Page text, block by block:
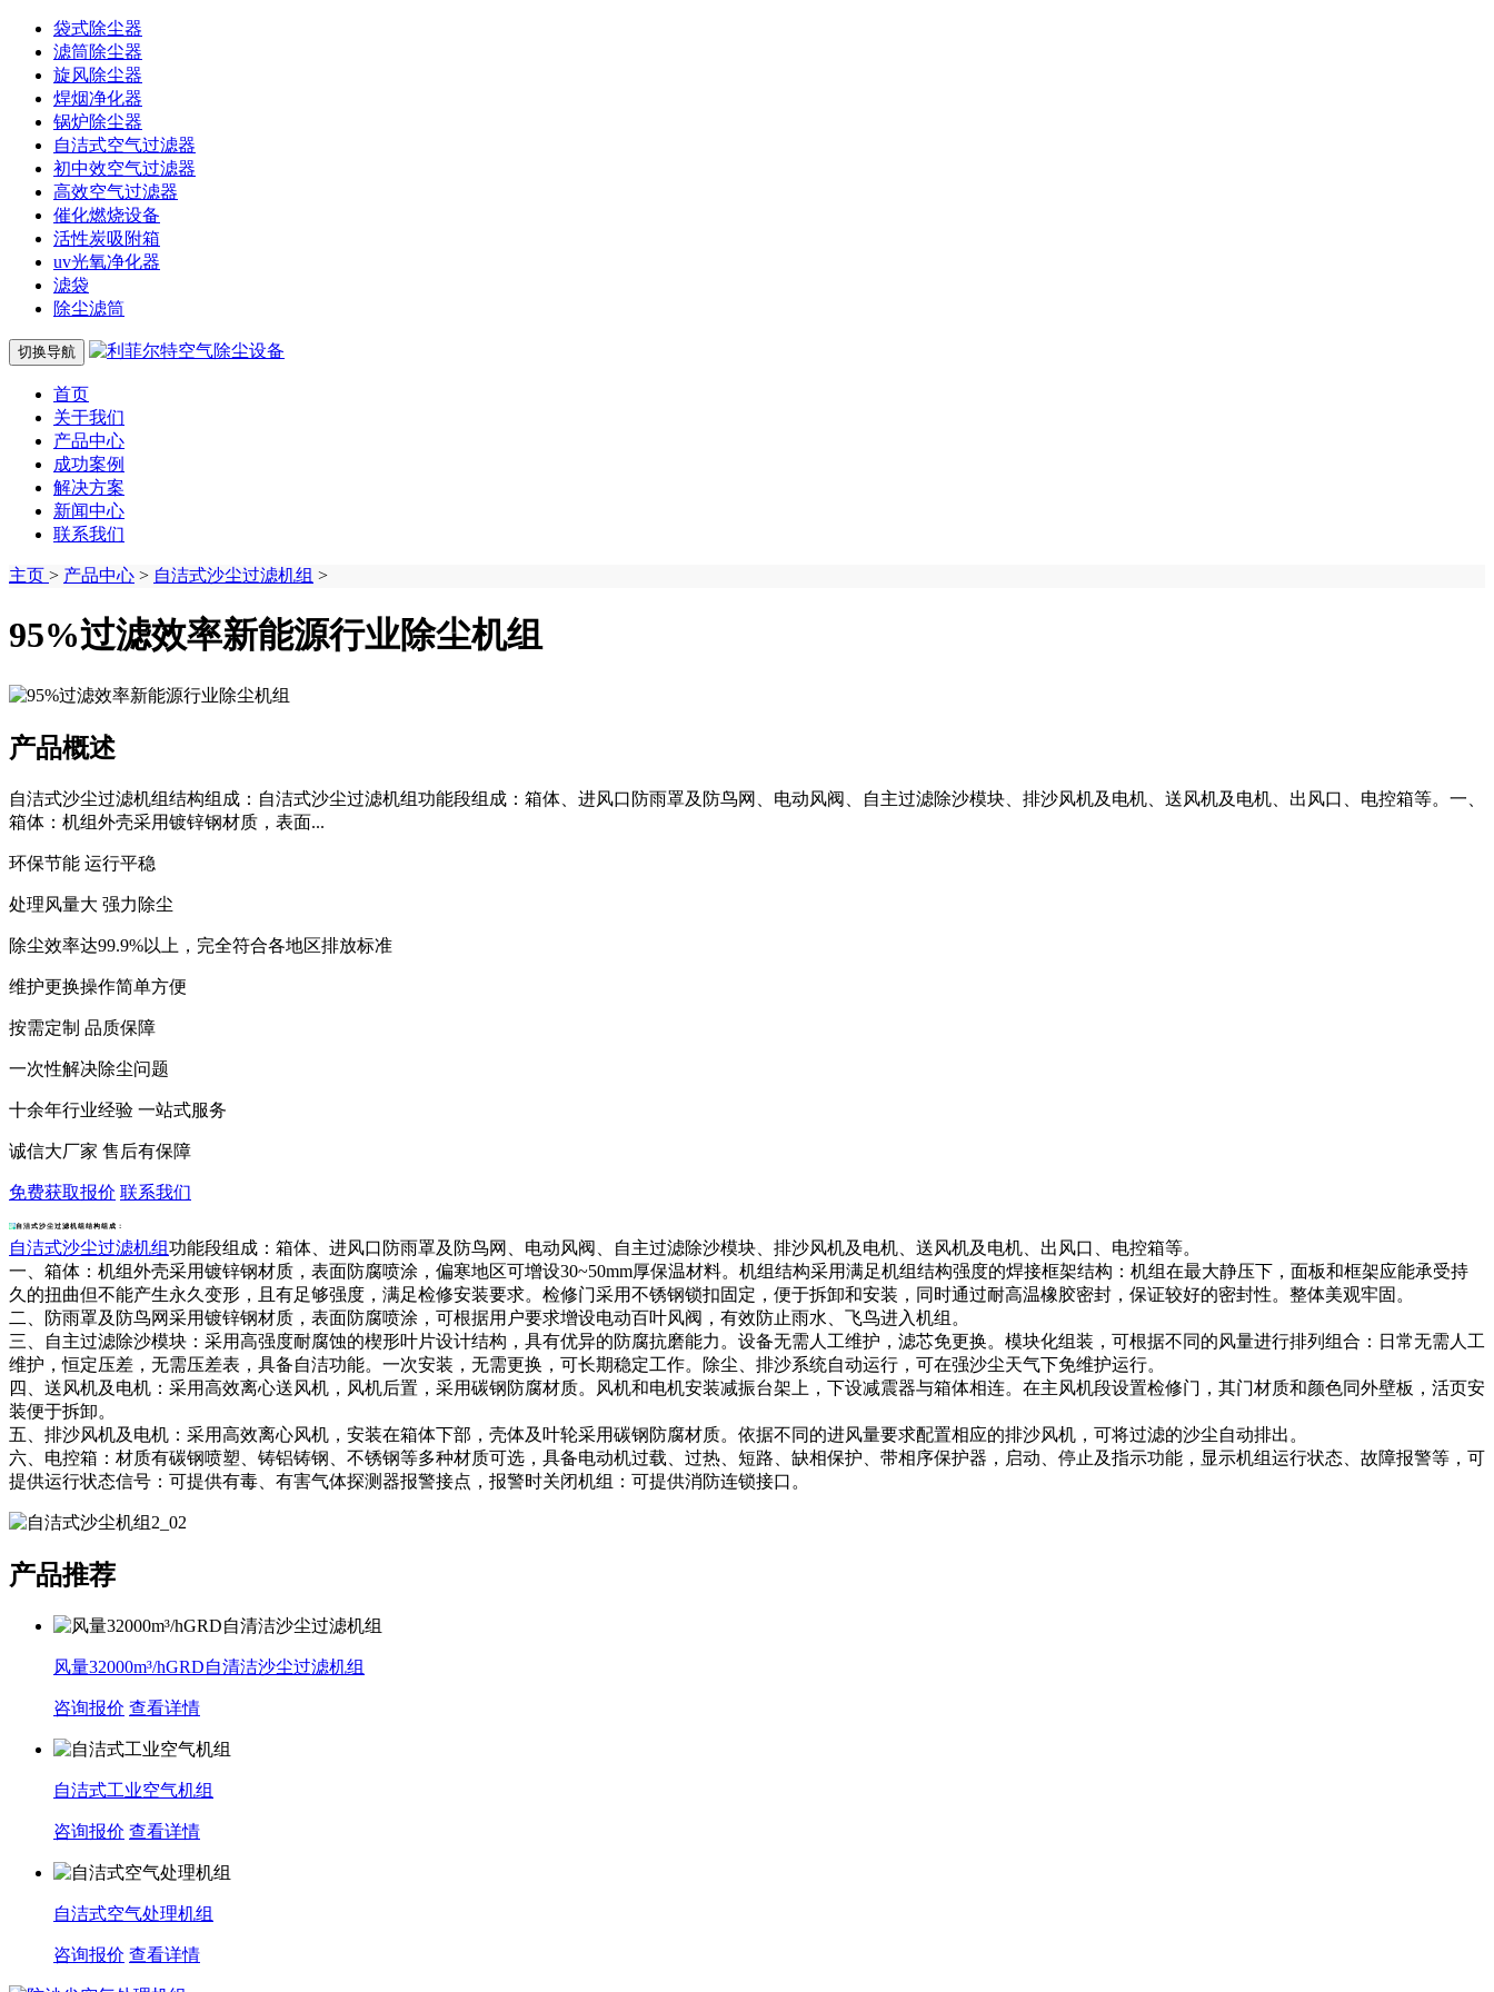
袋式除尘器
滤筒除尘器
旋风除尘器
焊烟净化器
锅炉除尘器
自洁式空气过滤器
初中效空气过滤器
高效空气过滤器
催化燃烧设备
活性炭吸附箱
uv光氧净化器
滤袋
除尘滤筒
切换导航
首页
关于我们
产品中心
成功案例
解决方案
新闻中心
联系我们
主页 > 产品中心 > 自洁式沙尘过滤机组 >
95%过滤效率新能源行业除尘机组
产品概述
自洁式沙尘过滤机组结构组成：自洁式沙尘过滤机组功能段组成：箱体、进风口防雨罩及防鸟网、电动风阀、自主过滤除沙模块、排沙风机及电机、送风机及电机、出风口、电控箱等。一、
箱体：机组外壳采用镀锌钢材质，表面...
环保节能 运行平稳
处理风量大 强力除尘
除尘效率达99.9%以上，完全符合各地区排放标准
维护更换操作简单方便
按需定制 品质保障
一次性解决除尘问题
十余年行业经验 一站式服务
诚信大厂家 售后有保障
免费获取报价 联系我们
自洁式沙尘过滤机组结构组成：
自洁式沙尘过滤机组功能段组成：箱体、进风口防雨罩及防鸟网、电动风阀、自主过滤除沙模块、排沙风机及电机、送风机及电机、出风口、电控箱等。
一、箱体：机组外壳采用镀锌钢材质，表面防腐喷涂，偏寒地区可增设30~50mm厚保温材料。机组结构采用满足机组结构强度的焊接框架结构：机组在最大静压下，面板和框架应能承受持
久的扭曲但不能产生永久变形，且有足够强度，满足检修安装要求。检修门采用不锈钢锁扣固定，便于拆卸和安装，同时通过耐高温橡胶密封，保证较好的密封性。整体美观牢固。
二、防雨罩及防鸟网采用镀锌钢材质，表面防腐喷涂，可根据用户要求增设电动百叶风阀，有效防止雨水、飞鸟进入机组。
三、自主过滤除沙模块：采用高强度耐腐蚀的楔形叶片设计结构，具有优异的防腐抗磨能力。设备无需人工维护，滤芯免更换。模块化组装，可根据不同的风量进行排列组合：日常无需人工
维护，恒定压差，无需压差表，具备自洁功能。一次安装，无需更换，可长期稳定工作。除尘、排沙系统自动运行，可在强沙尘天气下免维护运行。
四、送风机及电机：采用高效离心送风机，风机后置，采用碳钢防腐材质。风机和电机安装减振台架上，下设减震器与箱体相连。在主风机段设置检修门，其门材质和颜色同外壁板，活页安
装便于拆卸。
五、排沙风机及电机：采用高效离心风机，安装在箱体下部，壳体及叶轮采用碳钢防腐材质。依据不同的进风量要求配置相应的排沙风机，可将过滤的沙尘自动排出。
六、电控箱：材质有碳钢喷塑、铸铝铸钢、不锈钢等多种材质可选，具备电动机过载、过热、短路、缺相保护、带相序保护器，启动、停止及指示功能，显示机组运行状态、故障报警等，可
提供运行状态信号：可提供有毒、有害气体探测器报警接点，报警时关闭机组：可提供消防连锁接口。
产品推荐
风量32000m³/hGRD自清洁沙尘过滤机组
咨询报价 查看详情
自洁式工业空气机组
咨询报价 查看详情
自洁式空气处理机组
咨询报价 查看详情